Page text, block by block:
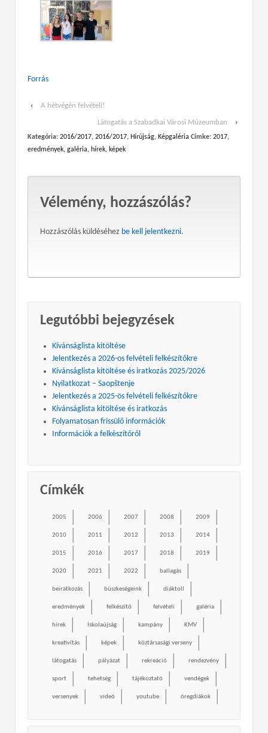
Forrás
‹ A hétvégén felvételi!
Látogatás a Szabadkai Városi Múzeumban ›
Kategória: 2016/2017, 2016/2017, Hírújság, Képgaléria Címke: 2017,
eredmények, galéria, hírek, képek
Vélemény, hozzászólás?
Hozzászólás küldéséhez be kell jelentkezni.
Legutóbbi bejegyzések
Kívánságlista kitöltése
Jelentkezés a 2026-os felvételi felkészítőkre
Kívánságlista kitöltése és iratkozás 2025/2026
Nyilatkozat – Saopštenje
Jelentkezés a 2025-ös felvételi felkészítőkre
Kívánságlista kitöltése és iratkozás
Folyamatosan frissülő információk
Információk a felkészítőről
Címkék
2005 2006 2007 2008 2009
2010 2011 2012 2013 2014
2015 2016 2017 2018 2019
2020 2021 2022 ballagás
beiratkozás büszkeségeink diáktoll
eredmények felkészítő felvételi galéria
hírek Iskolaújság kampány KMV
kreativítás képek köztársasági verseny
látogatás pályázat rekreáció rendezvény
sport tehetség tájékoztató vendégek
versenyek videó youtube öregdiákok